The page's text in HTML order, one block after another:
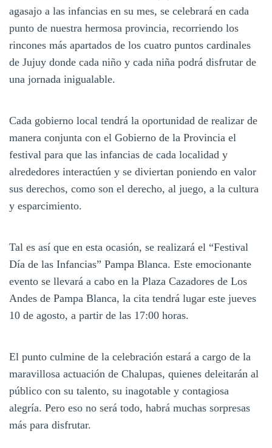
agasajo a las infancias en su mes, se celebrará en cada
punto de nuestra hermosa provincia, recorriendo los
rincones más apartados de los cuatro puntos cardinales
de Jujuy donde cada niño y cada niña podrá disfrutar de
una jornada inigualable.
Cada gobierno local tendrá la oportunidad de realizar de
manera conjunta con el Gobierno de la Provincia el
festival para que las infancias de cada localidad y
alrededores interactúen y se diviertan poniendo en valor
sus derechos, como son el derecho, al juego, a la cultura
y esparcimiento.
Tal es así que en esta ocasión, se realizará el “Festival
Día de las Infancias” Pampa Blanca. Este emocionante
evento se llevará a cabo en la Plaza Cazadores de Los
Andes de Pampa Blanca, la cita tendrá lugar este jueves
10 de agosto, a partir de las 17:00 horas.
El punto culmine de la celebración estará a cargo de la
maravillosa actuación de Chalupas, quienes deleitarán al
público con su talento, su inagotable y contagiosa
alegría. Pero eso no será todo, habrá muchas sorpresas
más para disfrutar.